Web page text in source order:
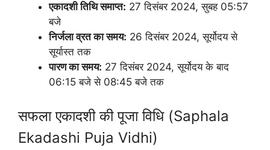
एकादशी तिथि समाप्त: 27 दिसंबर 2024, सुबह 05:57
बजे
निर्जला व्रत का समय: 26 दिसंबर 2024, सूर्योदय से
सूर्यास्त तक
पारण का समय: 27 दिसंबर 2024, सूर्योदय के बाद
06:15 बजे से 08:45 बजे तक
सफला एकादशी की पूजा विधि (Saphala
Ekadashi Puja Vidhi)